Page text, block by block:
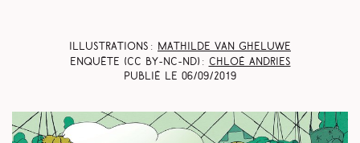
Illustrations :
Mathilde Van Gheluwe
Enquête (CC BY-NC-ND) :
Chloé Andries
Publié le 06/09/2019